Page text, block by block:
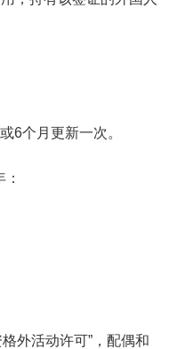
6个月更新一次。
外活动许可”，配偶和